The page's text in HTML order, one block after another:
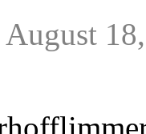
August